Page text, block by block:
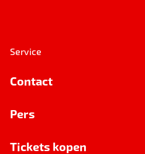
Service
Contact
Pers
Tickets kopen